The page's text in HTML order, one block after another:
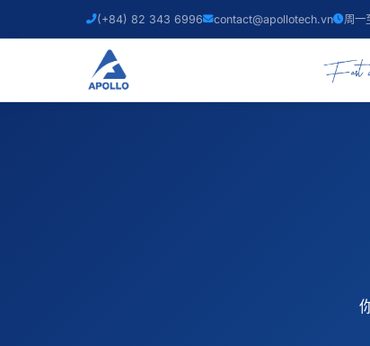
(+84) 82 343 6996 contact@apollotech.vn 周一